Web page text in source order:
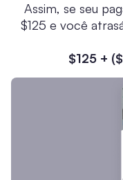
Assim, se seu
$125 e você
$125 +